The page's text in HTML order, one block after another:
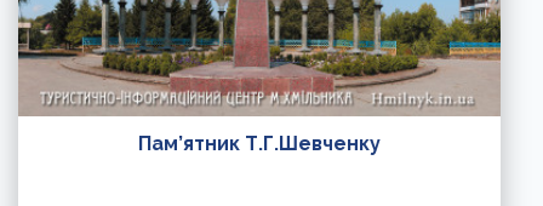
Пам’ятник Т.Г.Шевченку